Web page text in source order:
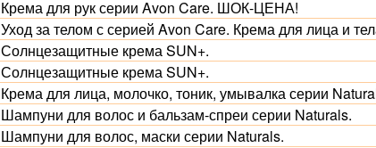
Крема для рук серии Avon Care. ШОК-ЦЕНА!
Уход за телом с серией Avon Care. Крема для лица и
Солнцезащитные крема SUN+.
Солнцезащитные крема SUN+.
Крема для лица, молочко, тоник, умывалка серии
Шампуни для волос и бальзам-спреи серии Naturals.
Шампуни для волос, маски серии Naturals.